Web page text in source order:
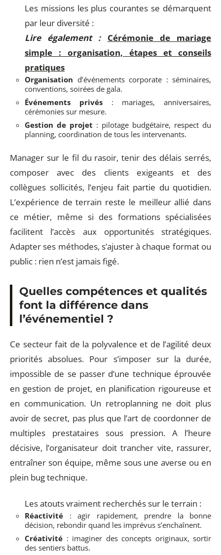
Les missions les plus courantes se démarquent
par leur diversité :
Lire également :
Cérémonie de mariage
simple : organisation, étapes et conseils
pratiques
Organisation d’événements corporate : séminaires,
conventions, soirées de gala.
Événements privés: mariages, anniversaires,
cérémonies sur mesure.
Gestion de projet : pilotage budgétaire, respect du
planning, coordination de tous les intervenants.
Manager sur le fil du rasoir, tenir des délais serrés,
composer avec des clients exigeants et des
collègues sollicités, l’enjeu fait partie du quotidien.
L’expérience de terrain reste le meilleur allié dans
ce métier, même si des formations spécialisées
facilitent l’accès aux opportunités stratégiques.
Adapter ses méthodes, s’ajuster à chaque format ou
public : rien n’est jamais figé.
Quelles compétences et qualités
font la différence dans
l’événementiel ?
Ce secteur fait de la polyvalence et de l’agilité deux
priorités absolues. Pour s’imposer sur la durée,
impossible de se passer d’une technique éprouvée
en gestion de projet, en planification rigoureuse et
en communication. Un retroplanning ne doit plus
avoir de secret, pas plus que l’art de coordonner de
multiples prestataires sous pression. A l’heure
décisive, l’organisateur doit trancher vite, rassurer,
entraîner son équipe, même sous une averse ou en
plein bug technique.
Les atouts vraiment recherchés sur le terrain :
Réactivité : agir rapidement, prendre la bonne
décision, rebondir quand les imprévus s’enchaînent.
Créativité : imaginer des concepts originaux, sortir
des sentiers battus.